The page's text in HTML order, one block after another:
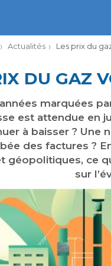
Actualités Les prix du
DU GAZ
marquées
est attendue en
à baisser ? Une
des factures ?
géopolitiques, ce
sur